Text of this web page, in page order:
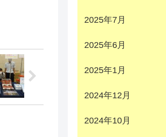
2025年7月
2025年6月
2025年1月
2024年12月
2024年10月